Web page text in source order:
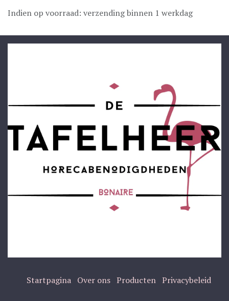
Indien op voorraad: verzending binnen 1 werkdag
Startpagina Over ons Producten Privacybeleid